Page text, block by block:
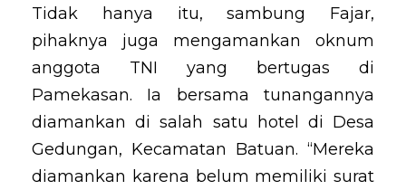
Tidak hanya itu, sambung Fajar,
pihaknya juga mengamankan oknum
anggota TNI yang bertugas di
Pamekasan. Ia bersama tunangannya
diamankan di salah satu hotel di Desa
Gedungan, Kecamatan Batuan. “Mereka
diamankan karena belum memiliki surat